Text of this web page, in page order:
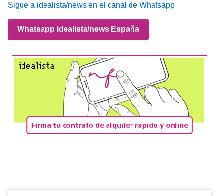
Sigue a idealista/news en el canal de Whatsapp
Whatsapp idealista/news España